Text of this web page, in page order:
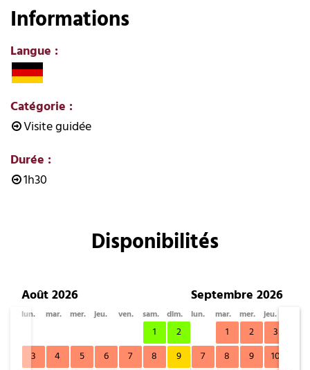
Informations
Langue :
Catégorie :
Visite guidée
Durée :
1h30
Disponibilités
Août 2026
lun. mar. mer. jeu. ven. sam. dim.
1
2
3
4 5 6 7 8
9
Septembre 2026
lun. mar. mer. jeu.
1 2 3
7
8 9 10